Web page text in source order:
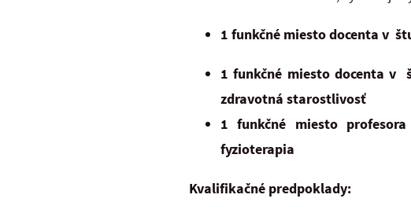
1 funkčné miesto docenta v
1 funkčné miesto docenta v
zdravotná starostlivosť
1 funkčné miesto
fyzioterapia
Kvalifikačné predpoklady: